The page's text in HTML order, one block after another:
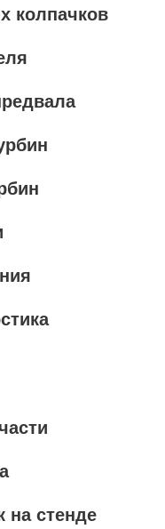
колпачков
на стенде